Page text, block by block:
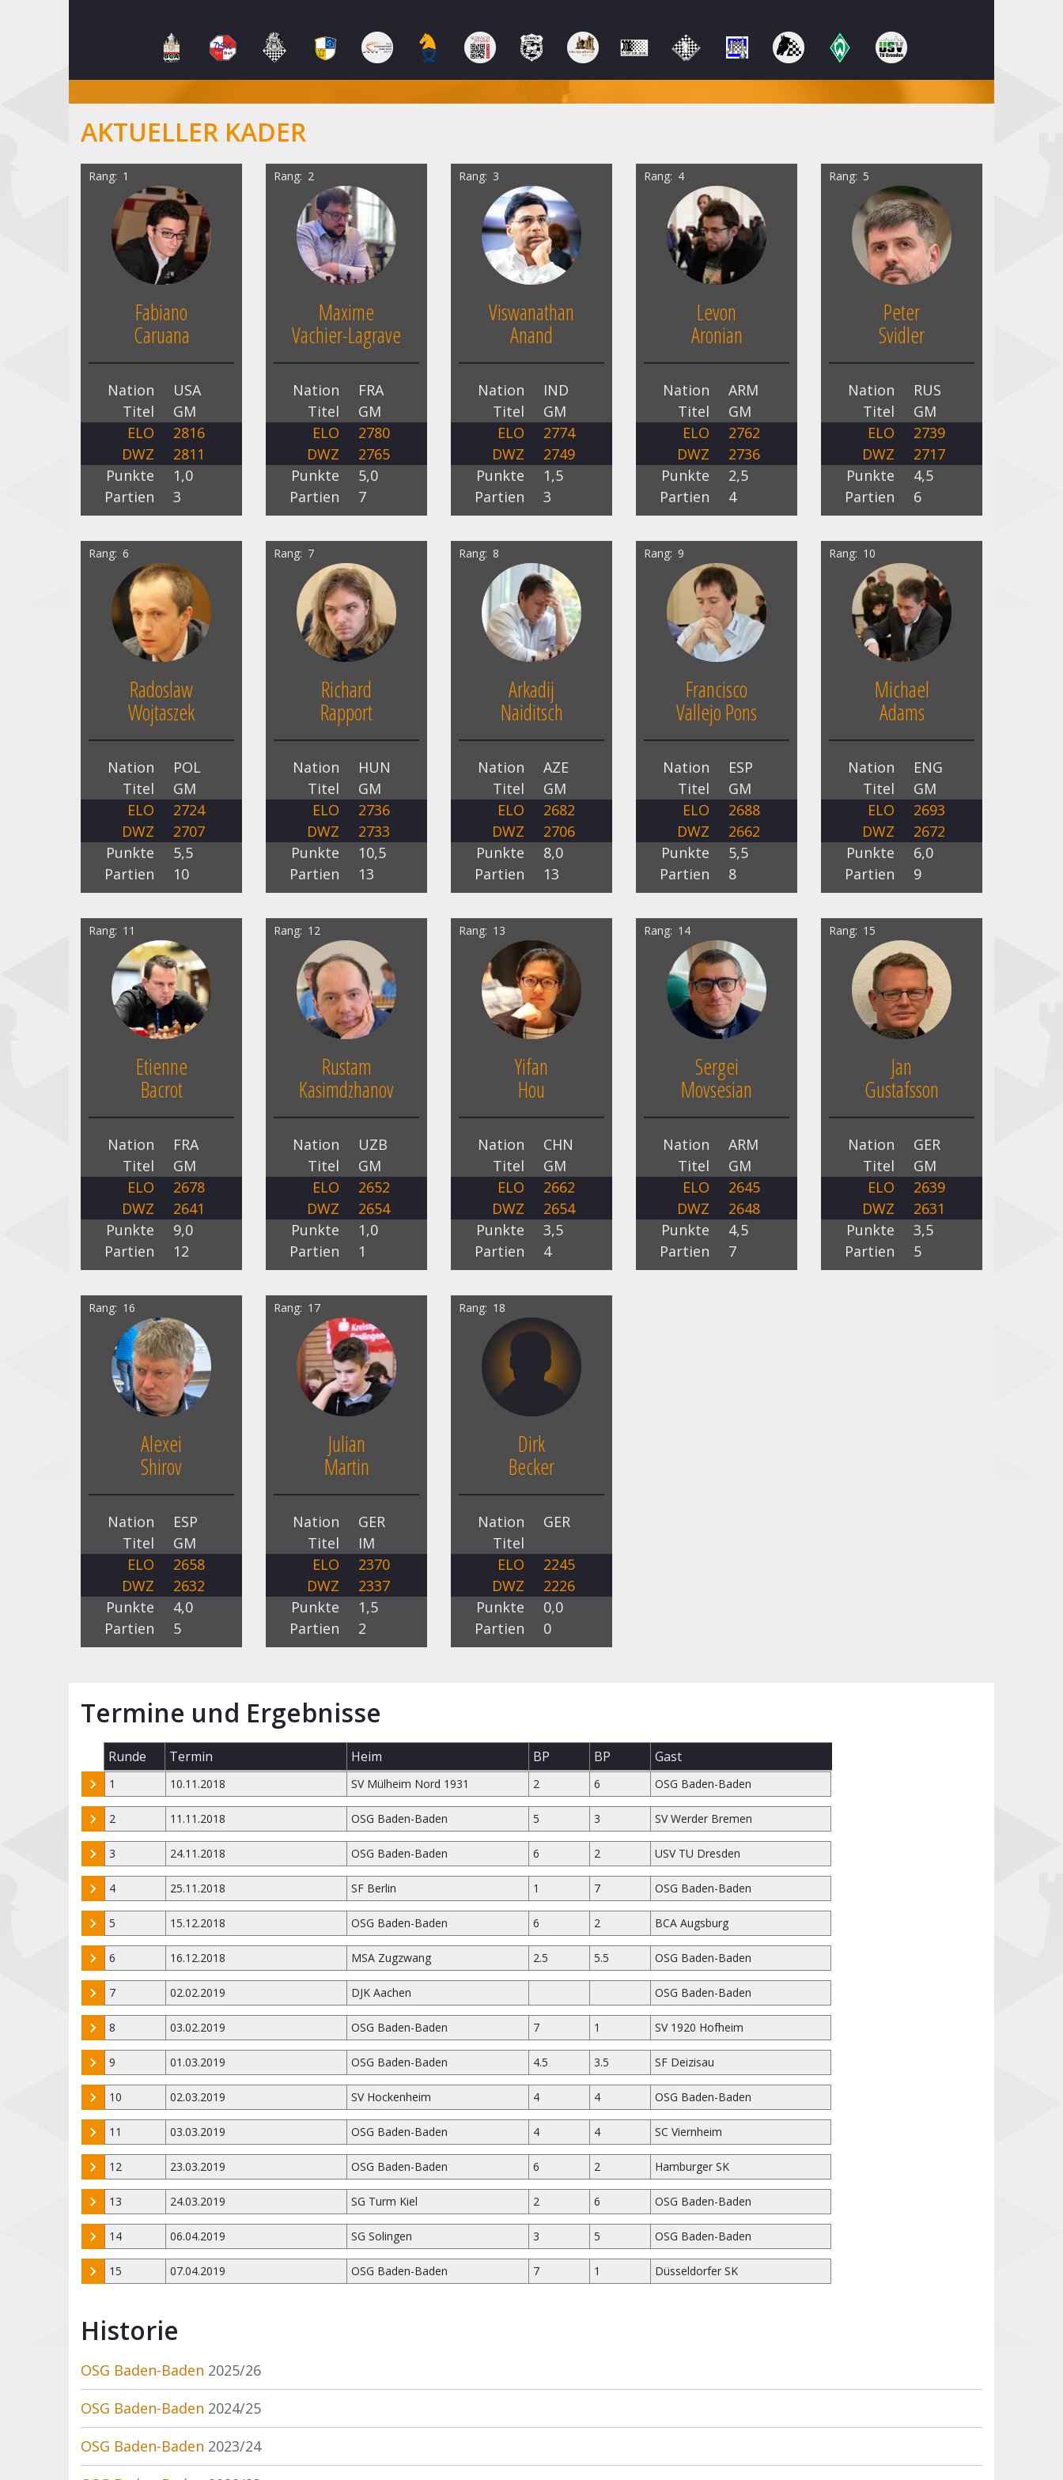
AKTUELLER KADER
Rang 1
Fabiano
Caruana
Nation
USA
Titel
GM
ELO
2816
DWZ
2811
Punkte
1,0
Partien
3
Rang 2
Maxime
Vachier-Lagrave
Nation
FRA
Titel
GM
ELO
2780
DWZ
2765
Punkte
5,0
Partien
7
Rang 3
Viswanathan
Anand
Nation
IND
Titel
GM
ELO
2774
DWZ
2749
Punkte
1,5
Partien
3
Rang 4
Levon
Aronian
Nation
ARM
Titel
GM
ELO
2762
DWZ
2736
Punkte
2,5
Partien
4
Rang 5
Peter
Svidler
Nation
RUS
Titel
GM
ELO
2739
DWZ
2717
Punkte
4,5
Partien
6
Rang 6
Radoslaw
Wojtaszek
Nation
POL
Titel
GM
ELO
2724
DWZ
2707
Punkte
5,5
Partien
10
Rang 7
Richard
Rapport
Nation
HUN
Titel
GM
ELO
2736
DWZ
2733
Punkte
10,5
Partien
13
Rang 8
Arkadij
Naiditsch
Nation
AZE
Titel
GM
ELO
2682
DWZ
2706
Punkte
8,0
Partien
13
Rang 9
Francisco
Vallejo Pons
Nation
ESP
Titel
GM
ELO
2688
DWZ
2662
Punkte
5,5
Partien
8
Rang 10
Michael
Adams
Nation
ENG
Titel
GM
ELO
2693
DWZ
2672
Punkte
6,0
Partien
9
Rang 11
Etienne
Bacrot
Nation
FRA
Titel
GM
ELO
2678
DWZ
2641
Punkte
9,0
Partien
12
Rang 12
Rustam
Kasimdzhanov
Nation
UZB
Titel
GM
ELO
2652
DWZ
2654
Punkte
1,0
Partien
1
Rang 13
Yifan
Hou
Nation
CHN
Titel
GM
ELO
2662
DWZ
2654
Punkte
3,5
Partien
4
Rang 14
Sergei
Movsesian
Nation
ARM
Titel
GM
ELO
2645
DWZ
2648
Punkte
4,5
Partien
7
Rang 15
Jan
Gustafsson
Nation
GER
Titel
GM
ELO
2639
DWZ
2631
Punkte
3,5
Partien
5
Rang 16
Alexei
Shirov
Nation
ESP
Titel
GM
ELO
2658
DWZ
2632
Punkte
4,0
Partien
5
Rang 17
Julian
Martin
Nation
GER
Titel
IM
ELO
2370
DWZ
2337
Punkte
1,5
Partien
2
Rang 18
Dirk
Becker
Nation
GER
Titel
ELO
2245
DWZ
2226
Punkte
0,0
Partien
0
Termine und Ergebnisse
Runde Termin Heim BP BP Gast
1 10.11.2018 SV Mülheim Nord 1931 2 6 OSG Baden-Baden
2 11.11.2018 OSG Baden-Baden 5 3 SV Werder Bremen
3 24.11.2018 OSG Baden-Baden 6 2 USV TU Dresden
4 25.11.2018 SF Berlin 1 7 OSG Baden-Baden
5 15.12.2018 OSG Baden-Baden 6 2 BCA Augsburg
6 16.12.2018 MSA Zugzwang 2.5 5.5 OSG Baden-Baden
7 02.02.2019 DJK Aachen OSG Baden-Baden
8 03.02.2019 OSG Baden-Baden 7 1 SV 1920 Hofheim
9 01.03.2019 OSG Baden-Baden 4.5 3.5 SF Deizisau
10 02.03.2019 SV Hockenheim 4 4 OSG Baden-Baden
11 03.03.2019 OSG Baden-Baden 4 4 SC Viernheim
12 23.03.2019 OSG Baden-Baden 6 2 Hamburger SK
13 24.03.2019 SG Turm Kiel 2 6 OSG Baden-Baden
14 06.04.2019 SG Solingen 3 5 OSG Baden-Baden
15 07.04.2019 OSG Baden-Baden 7 1 Düsseldorfer SK
Historie
OSG Baden-Baden 2025/26
OSG Baden-Baden 2024/25
OSG Baden-Baden 2023/24